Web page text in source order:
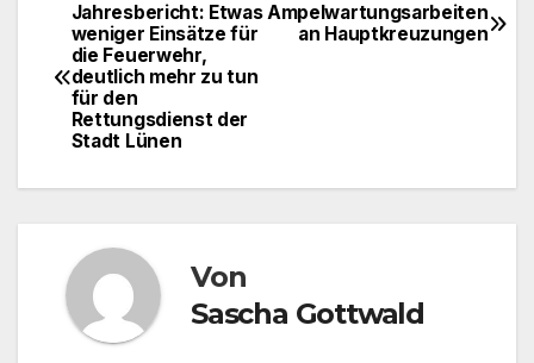
Beitragsnavigation
Ampelwartungsarbeiten
an Hauptkreuzungen
Jahresbericht: Etwas
weniger Einsätze für
die Feuerwehr,
deutlich mehr zu tun
für den
Rettungsdienst der
Stadt Lünen
Von
Sascha Gottwald